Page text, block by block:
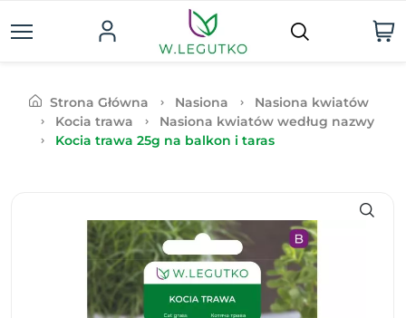
Strona Główna Nasiona
Nasiona kwiatów
Kocia trawa
Nasiona kwiatów według nazwy
Kocia trawa 25g na balkon i taras